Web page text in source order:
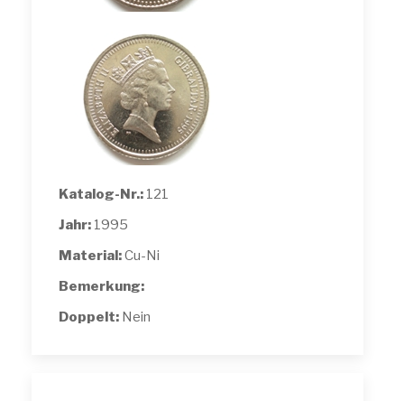
Katalog-Nr.: 121
Jahr: 1995
Material:Cu-Ni
Bemerkung:
Doppelt: Nein